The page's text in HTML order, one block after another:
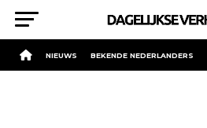
NIEUWS BEKENDE NEDERLANDERS